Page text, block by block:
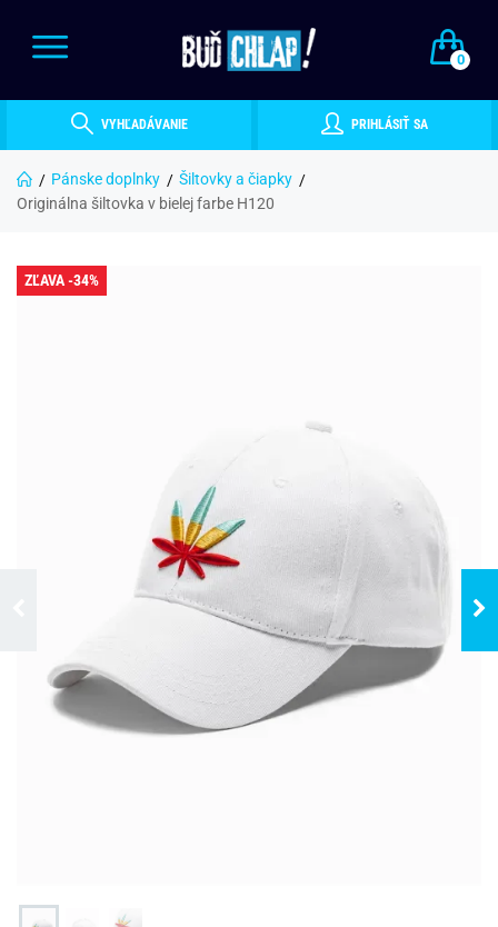
0
VYHĽADÁVANIE PRIHLÁSIŤ SA
Pánske doplnky
Šiltovky a čiapky
Originálna šiltovka v bielej farbe H120
ZĽAVA -34%